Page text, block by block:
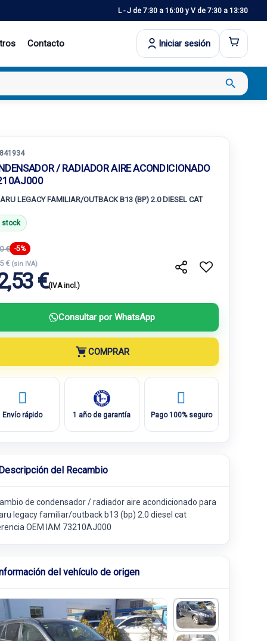
L - J de 7:30 a 16:00 y V de 7:30 a 13:30
Contacto Iniciar sesión
search
/ RADIADOR AIRE ACONDICIONADO
LEGACY FAMILIAR/OUTBACK B13 (BP) 2.0 DIESEL CAT
stock
€ -5%
€ (sin IVA)
€(IVA incl.)
Consultar por WhatsApp
COMPRAR
Envío rápido 1 año de garantía Pago 100% seguro
del Recambio
de condensador / radiador aire acondicionado para
legacy familiar/outback b13 (bp) 2.0 diesel cat
OEM IAM 73210AJ000
del vehículo de origen